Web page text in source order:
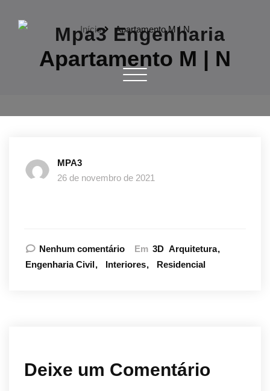
Mpa3 Engenharia
Site Oficial
Toggle navigation
Início Apartamento M | N
Apartamento M | N
MPA3
26 de novembro de 2021
Nenhum comentário Em 3D Arquitetura
Engenharia Civil
Interiores Residencial
Deixe um Comentário